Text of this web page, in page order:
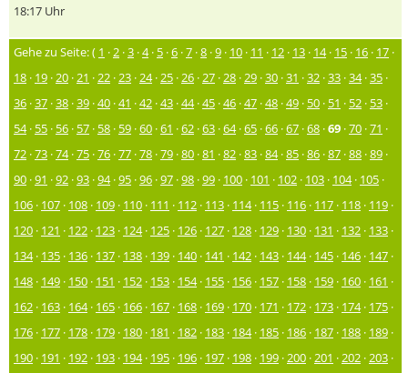
18:17 Uhr
Gehe zu Seite: ( 1 ·2 ·3 ·4· 5 ·6 ·7 ·8 ·9 · 10 · 11 · 12 · 13 · 14· 15 · 16 · 17 ·
18 · 19 ·20 ·21 ·22 ·23 ·24·25 ·26 ·27 ·28 ·29 ·30 ·31 ·32 ·33 ·34·35 ·
36 ·37 ·38 ·39 ·40 ·41 ·42 ·43 ·44·45 ·46 ·47 ·48 ·49 · 50 · 51 · 52 · 53 ·
54· 55 · 56 · 57 · 58 · 59 ·60 ·61 ·62 ·63 ·64·65 ·66 ·67 ·68 ·69 ·70 ·71 ·
72 ·73 ·74·75 ·76 ·77 ·78 ·79 ·80 ·81 ·82 ·83 ·84·85 ·86 ·87 ·88 ·89 ·
90 ·91 ·92 ·93 ·94·95 ·96 ·97 ·98 ·99 · 100 · 101 · 102 · 103 · 104· 105 ·
106 · 107 · 108 · 109 · 110 · 111 · 112 · 113 · 114· 115 · 116 · 117 · 118 · 119 ·
120 · 121 · 122 · 123 · 124· 125 · 126 · 127 · 128 · 129 · 130 · 131 · 132 · 133 ·
134· 135 · 136 · 137 · 138 · 139 · 140 · 141 · 142 · 143 · 144· 145 · 146 · 147 ·
148 · 149 · 150 · 151 · 152 · 153 · 154· 155 · 156 · 157 · 158 · 159 · 160 · 161 ·
162 · 163 · 164· 165 · 166 · 167 · 168 · 169 · 170 · 171 · 172 · 173 · 174· 175 ·
176 · 177 · 178 · 179 · 180 · 181 · 182 · 183 · 184· 185 · 186 · 187 · 188 · 189 ·
190 · 191 · 192 · 193 · 194· 195 · 196 · 197 · 198 · 199 ·200 ·201 ·202 ·203 ·